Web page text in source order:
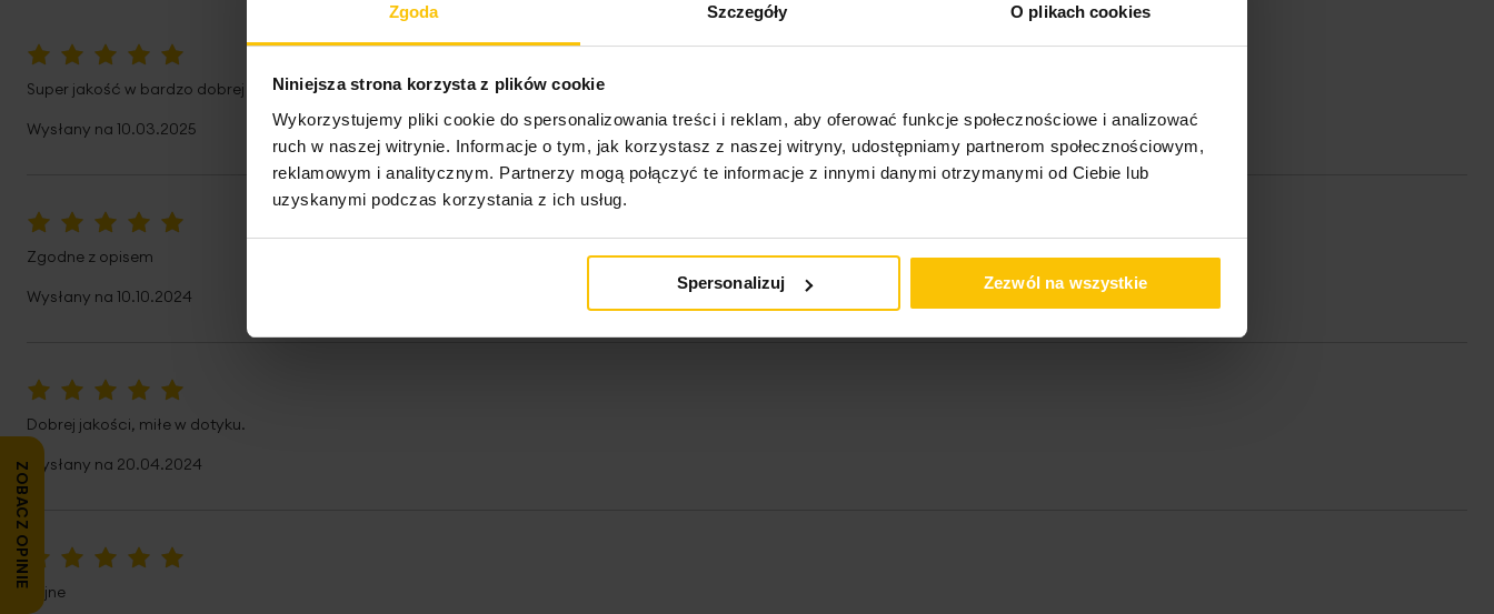
Zgoda Szczegóły O plikach cookies
Niniejsza strona korzysta z plików cookie
Wykorzystujemy pliki cookie do spersonalizowania treści i reklam, aby oferować funkcje społecznościowe i analizować
ruch w naszej witrynie. Informacje o tym, jak korzystasz z naszej witryny, udostępniamy partnerom społecznościowym,
reklamowym i analitycznym. Partnerzy mogą połączyć te informacje z innymi danymi otrzymanymi od Ciebie lub
uzyskanymi podczas korzystania z ich usług.
Spersonalizuj Zezwól na wszystkie
Super jakość w bardzo dobrej cenie.
Wysłany na 10.03.2025
Zgodne z opisem
Wysłany na 10.10.2024
Dobrej jakości, miłe w dotyku.
Wysłany na 20.04.2024
100%
Fajne
ZOBACZ OPINIE